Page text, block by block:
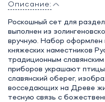
Описание:
Роскошный сет для
выполнен из
вручную. Набор оформлен
княжеских наместников
традиционным
приборов украшают
славянский оберег,
восседающих на Древе
тесную связь с